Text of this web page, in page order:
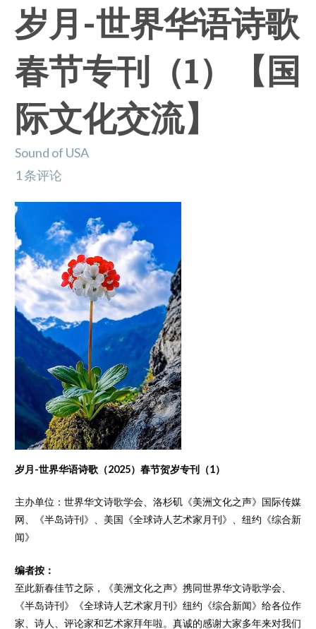
岁月-世界华语诗歌
春节专刊（1）【国
际文化交流】
Sound of USA
1 条评论
岁月-世界华语诗歌（2025）春节贺岁专刊（1）
主办单位：世界华文诗歌学会、洛杉矶《美洲文化之声》国际传媒
网、《半岛诗刊》、美国《全球诗人艺术家月刊》、纽约《综合新
闻》
编者按：
至此新春佳节之际，《美洲文化之声》携同世界华文诗歌学会、
《半岛诗刊》《全球诗人艺术家月刊》纽约《综合新闻》给各位作
家、诗人、评论家和艺术家拜年啦。真诚的感谢大家多年来对我们